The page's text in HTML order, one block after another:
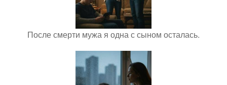
После смерти мужа я одна с сыном осталась.